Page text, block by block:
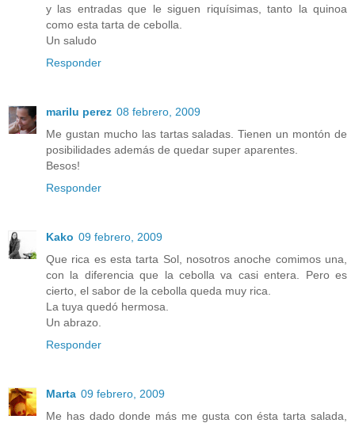
y las entradas que le siguen riquísimas, tanto la quinoa
como esta tarta de cebolla.
Un saludo
Responder
marilu perez 08 febrero, 2009
Me gustan mucho las tartas saladas. Tienen un montón de
posibilidades además de quedar super aparentes.
Besos!
Responder
Kako 09 febrero, 2009
Que rica es esta tarta Sol, nosotros anoche comimos una,
con la diferencia que la cebolla va casi entera. Pero es
cierto, el sabor de la cebolla queda muy rica.
La tuya quedó hermosa.
Un abrazo.
Responder
Marta 09 febrero, 2009
Me has dado donde más me gusta con ésta tarta salada,